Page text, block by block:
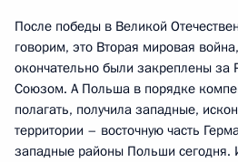
После победы в Великой
говорим, это Вторая мировая
окончательно были закреплены за
Союзом. А Польша в порядке
полагать, получила западные,
территории – восточную часть
западные районы Польши сегодня.